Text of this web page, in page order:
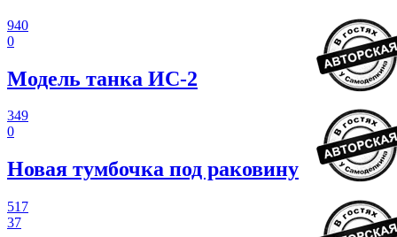
940
0
Модель танка ИС-2
349
0
Новая тумбочка под раковину
517
37